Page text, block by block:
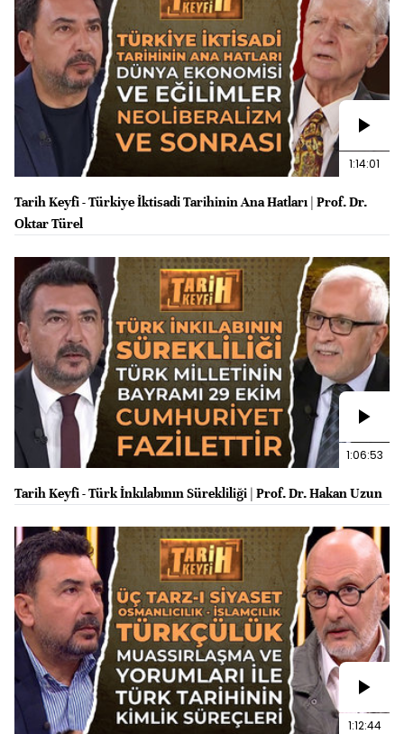
1:14:01
Tarih Keyfi - Türkiye İktisadi Tarihinin Ana Hatları | Prof. Dr.
Oktar Türel
1:06:53
Tarih Keyfi - Türk İnkılabının Sürekliliği | Prof. Dr. Hakan Uzun
1:12:44